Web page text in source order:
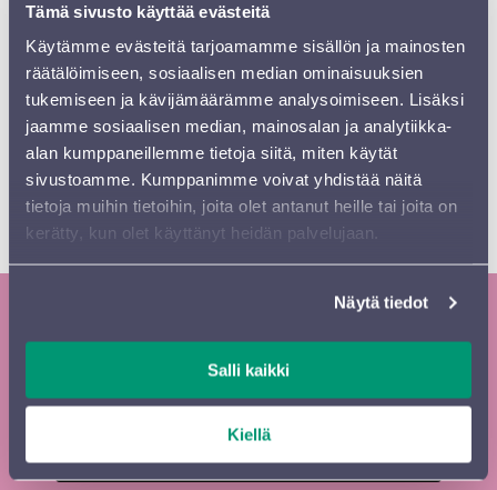
Tämä sivusto käyttää evästeitä
Käytämme evästeitä tarjoamamme sisällön ja mainosten
räätälöimiseen, sosiaalisen median ominaisuuksien
tukemiseen ja kävijämäärämme analysoimiseen. Lisäksi
jaamme sosiaalisen median, mainosalan ja analytiikka-
alan kumppaneillemme tietoja siitä, miten käytät
sivustoamme. Kumppanimme voivat yhdistää näitä
tietoja muihin tietoihin, joita olet antanut heille tai joita on
kerätty, kun olet käyttänyt heidän palvelujaan.
Näytä tiedot
Salli kaikki
Kiellä
tietoisuuteen, ja esitykset ja levytykset lisääntyivät
erityisesti 1990-luvulta lähtien. Ensimmäisen
pianokonserton sävellystyö käynnistyi vuonna 1870
fantasiana soolopianolle. Tyytymätön säveltäjä muokkasi
sen kuitenkin pian konsertoksi, joka valmistui 1874 ja
kantaesitettiin seuraavana vuonna. Scharwenka omisti
valmiin konserton Franz Lisztille, jolle hän myös esitti
sen yksityisesti saaden mestarin hyväksynnän.
[/et_pb_text][/et_pb_column][/et_pb_row]
Tilaa Sinfonia Lahden uutiskirje ja
footer FI